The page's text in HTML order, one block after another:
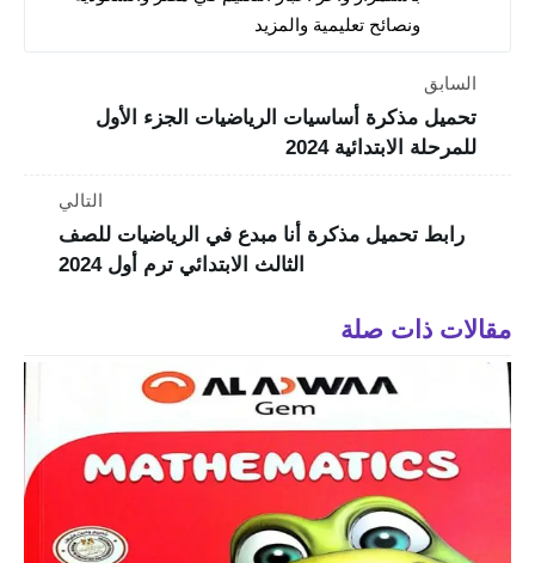
ونصائح تعليمية والمزيد
السابق
تحميل مذكرة أساسيات الرياضيات الجزء الأول
للمرحلة الابتدائية 2024
التالي
رابط تحميل مذكرة أنا مبدع في الرياضيات للصف
الثالث الابتدائي ترم أول 2024
مقالات ذات صلة